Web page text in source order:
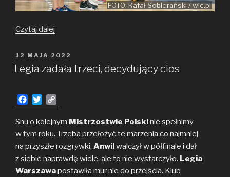
FOTO: Rafał Sobierański / wlc.pl
Czytaj dalej
wyrównanych
końcówek
OPUBLIKOWANE
W
12 MAJA 2022
Legia zadała trzeci, decydujący cios
a
c
e
b
o
o
k
w
i
t
e
r
o
p
y
i
n
k
Snu o kolejnym Mistrzostwie Polskinie spełnimy
w tym roku. Trzeba przełożyć te marzenia co najmniej
na przyszłe rozgrywki. Anwil walczył w półfinale i dał
z siebie naprawdę wiele, ale to nie wystarczyło. Legia
Warszawapostawiła mur nie do przejścia. Klub